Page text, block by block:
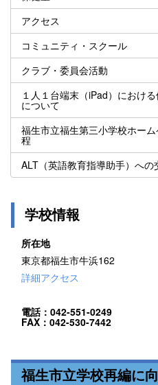
アクセス
コミュニティ・スクール
クラブ・委員会活動
１人１台端末（iPad）におけ
について
福生市立福生第三小学校ホー
程
ALT（英語教育指導助手）への
学校情報
所在地
東京都福生市牛浜162
詳細アクセス
電話：042-551-0249
FAX：042-530-7442
福生市立学校再編に